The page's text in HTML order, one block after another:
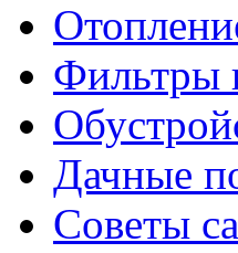
Фильтры
Дачные
Советы